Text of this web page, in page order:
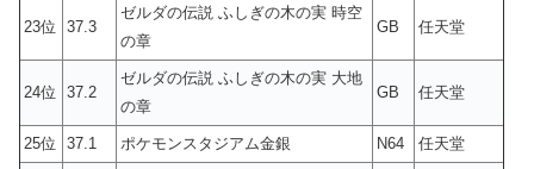
23位 37.3
ゼルダの伝説 ふしぎの木の実 時空
の章
GB 任天堂
24位 37.2
ゼルダの伝説 ふしぎの木の実 大地
の章
GB 任天堂
25位 37.1 ポケモンスタジアム金銀 N64 任天堂